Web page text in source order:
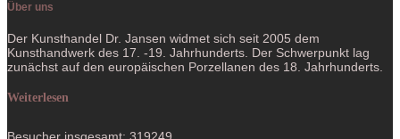
Über uns
Der Kunsthandel Dr. Jansen widmet sich seit 2005 dem
Kunsthandwerk des 17. -19. Jahrhunderts. Der Schwerpunkt lag
zunächst auf den europäischen Porzellanen des 18. Jahrhunderts.
Weiterlesen